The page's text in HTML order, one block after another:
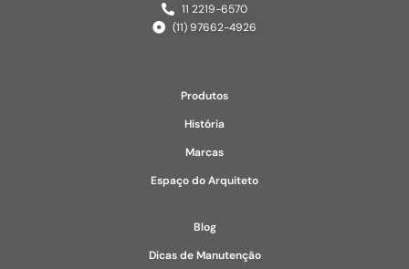
11 2219-6570
(11) 97662-4926
Produtos
História
Marcas
Espaço do Arquiteto
Blog
Dicas de Manutenção